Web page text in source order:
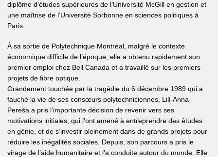
diplôme d’études supérieures de l’Université McGill en gestion et
une maîtrise de l’Université Sorbonne en sciences politiques à
Paris.
À sa sortie de Polytechnique Montréal, malgré le contexte
économique difficile de l’époque, elle a obtenu rapidement son
premier emploi chez Bell Canada et a travaillé sur les premiers
projets de fibre optique.
Grandement touchée par la tragédie du 6 décembre 1989 qui a
fauché la vie de ses consœurs polytechniciennes, Lili-Anna
Pereša a pris l’importante décision de revenir vers ses
motivations initiales, qui l’ont amené à entreprendre des études
en génie, et de s’investir pleinement dans de grands projets pour
réduire les inégalités sociales. Depuis, son parcours a pris le
virage de l’aide humanitaire et l'a conduite autour du monde. Elle